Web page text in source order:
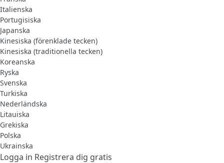
Italienska
Portugisiska
Japanska
Kinesiska (förenklade tecken)
Kinesiska (traditionella tecken)
Koreanska
Ryska
Svenska
Turkiska
Nederländska
Litauiska
Grekiska
Polska
Ukrainska
Logga in Registrera dig gratis